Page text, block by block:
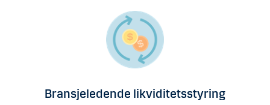
Bransjeledende likviditetsstyring